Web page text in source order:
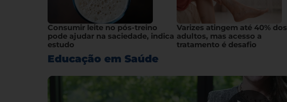
Consumir leite no pós-treino
pode ajudar na saciedade, indica
estudo
Varizes atingem até 40% dos
adultos, mas acesso a
tratamento é desafio
Educação em Saúde